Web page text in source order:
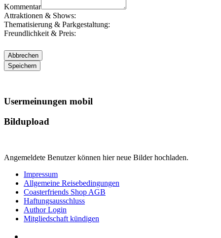
Kommentar
Attraktionen & Shows:
Thematisierung & Parkgestaltung:
Freundlichkeit & Preis:
Usermeinungen mobil
Bildupload
Angemeldete Benutzer können hier neue Bilder hochladen.
Impressum
Allgemeine Reisebedingungen
Coasterfriends Shop AGB
Haftungsausschluss
Author Login
Mitgliedschaft kündigen